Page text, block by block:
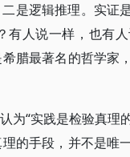
是逻辑推理。实证
人说一样，也有
腊最著名的哲学家
“实践是检验真理
的手段，并不是唯